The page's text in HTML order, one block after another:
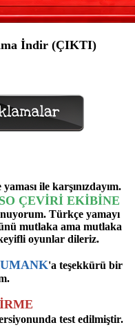
İndir (ÇIKTI)
ile karşınızdayım.
ÇEVİRİ EKİBİNE
Türkçe yamayı
mutlaka ama mutlaka
oyunlar dileriz.
'a teşekkürü bir
test edilmiştir.